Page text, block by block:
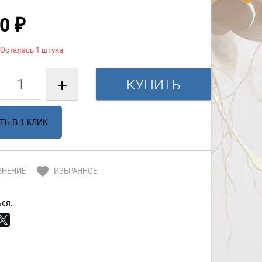
₽
Осталась 1 штука
+
В 1 КЛИК
favorite ИЗБРАННОЕ